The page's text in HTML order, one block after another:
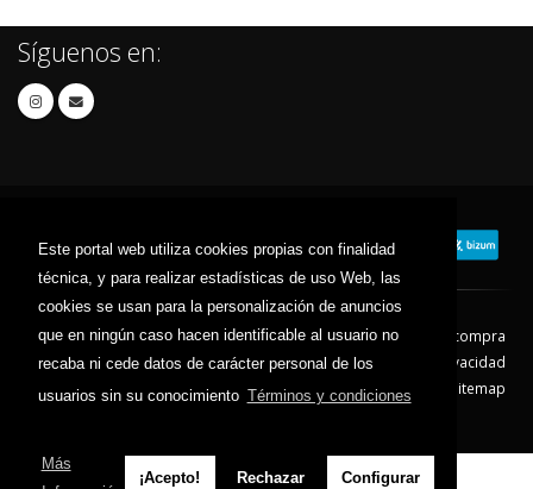
Este portal web utiliza cookies propias con finalidad
técnica, y para realizar estadísticas de uso Web, las
cookies se usan para la personalización de anuncios
que en ningún caso hacen identificable al usuario no
recaba ni cede datos de carácter personal de los
usuarios sin su conocimiento Términos y condiciones
Más
¡Acepto! Rechazar Configurar
Síguenos en:
Contacto Aviso Legal
Condiciones de compra
Política de envíos
Política de devolución
Política de Privacidad
Política de Cookies
Sitemap